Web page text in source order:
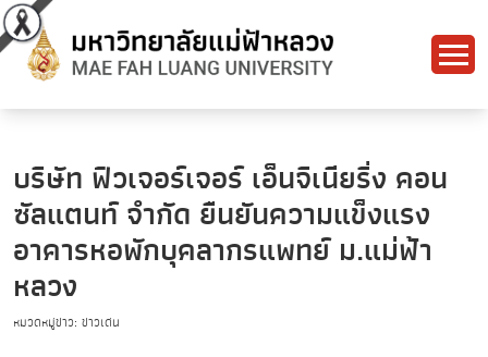
บริษัท ฟิวเจอร์เจอร์ เอ็นจิเนียริ่ง คอน
ซัลแตนท์ จำกัด ยืนยันความแข็งแรง
อาคารหอพักบุคลากรแพทย์ ม.แม่ฟ้า
หลวง
หมวดหมู่ข่าว: ข่าวเด่น